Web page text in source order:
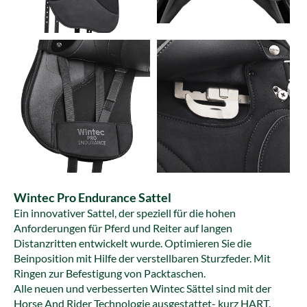
Wintec Pro Endurance Sattel
Ein innovativer Sattel, der speziell für die hohen
Anforderungen für Pferd und Reiter auf langen
Distanzritten entwickelt wurde. Optimieren Sie die
Beinposition mit Hilfe der verstellbaren Sturzfeder. Mit
Ringen zur Befestigung von Packtaschen.
Alle neuen und verbesserten Wintec Sättel sind mit der
Horse And Rider Technologie ausgestattet- kurz HART.